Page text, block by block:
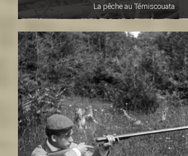
La pêche au Témiscouata